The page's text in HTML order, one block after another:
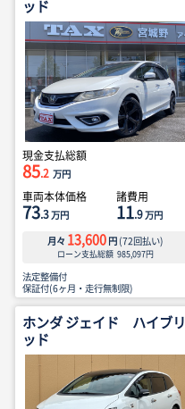
ッド
現金支払総額
85.2 万円
車両本体価格
73.3万円
諸費用
11.9万円
月々 13,600 円 (72回払い)
ローン支払総額 985,097円
法定整備付
保証付(6ヶ月・走行無制限)
ホンダ ジェイド ハイブリ
ッド